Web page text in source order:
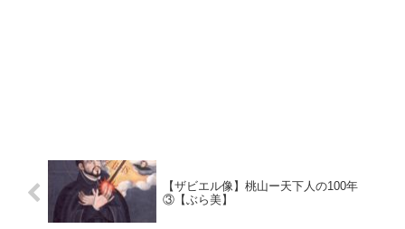
【ザビエル像】桃山ー天下人の100年
③【ぶら美】